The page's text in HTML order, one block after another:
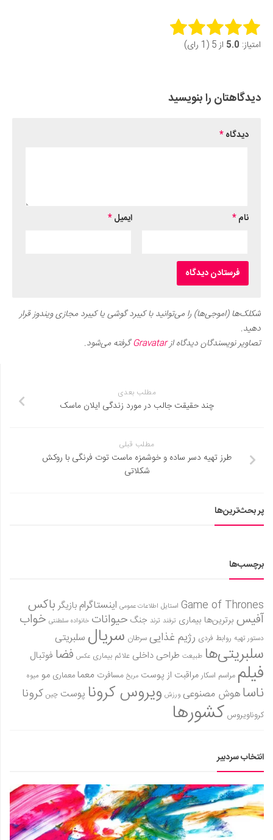
Rate this item:
امتیاز: 5.0 از 5 (1 رای)
دیدگاهتان را بنویسید
دیدگاه*
نام* ایمیل*
شکلک‌ها (اموجی‌ها) را می‌توانید با کیبرد گوشی یا کیبرد مجازی ویندوز قرار
دهید.
تصاویر نویسندگان دیدگاه ازGravatarگرفته می‌شود.
مطلب بعدی
چند حقیقت جالب در مورد زندگی ایلان ماسک
مطلب قبلی
طرز تهیه دسر ساده و خوشمزه ماست توت فرنگی با روکش
شکلاتی
پر بحث‌ترین‌ها
برچسب‌ها
Game of Thrones استایل اطلاعات عمومی اینستاگرام بازیگر باکس
آفیس برترین‌ها بیماری ترفند ترند جنگ حیوانات خانواده سلطنتی خواب
دستور تهیه روابط فردی رژیم غذاییسرطان سریال سلبریتی
سلبریتی‌ها طبیعت طراحی داخلی علائم بیماری عکس فضا فوتبال
فیلم مراسم اسکارمراقبت از پوست مریخ مسافرت معمامعماری مو میوه
ناساهوش مصنوعی ورزش ویروس کرونا پوست چین کرونا
کروناویروس کشورها
انتخاب سردبیر